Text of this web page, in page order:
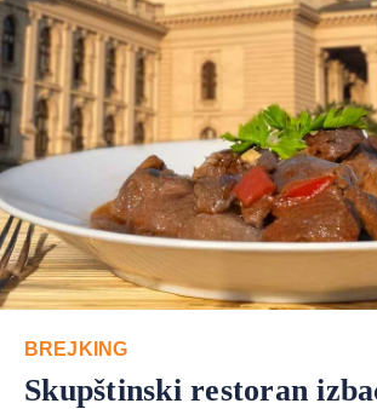
BREJKING
Skupštinski restoran